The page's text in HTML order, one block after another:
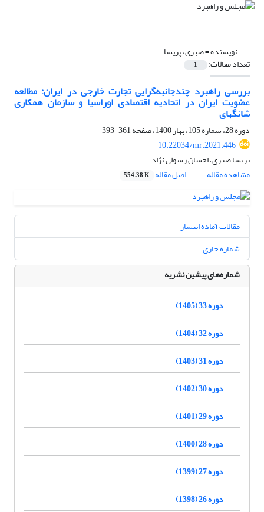
نویسنده =صبری، پریسا
تعداد مقالات: 1
بررسی راهبرد چندجانبه‌گرایی تجارت خارجی در ایران: مطالعه
عضویت ایران در اتحادیه اقتصادی اوراسیا و سازمان همکاری
شانگهای
دوره 28، شماره 105، بهار 1400، صفحه
361-393
10.22034/mr.2021.446
پریسا صبری، احسان رسولی نژاد
مشاهده مقاله
اصل مقاله 554.38 K
مقالات آماده انتشار
شماره جاری
شماره‌های پیشین نشریه
دوره 33 (1405)
دوره 32 (1404)
دوره 31 (1403)
دوره 30 (1402)
دوره 29 (1401)
دوره 28 (1400)
دوره 27 (1399)
دوره 26 (1398)